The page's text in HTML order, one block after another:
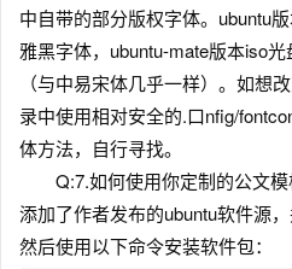
中自带的部分版权字体。ubuntu
雅黑字体，ubuntu-mate版本iso
（与中易宋体几乎一样）。如想
录中使用相对安全的.口nfig/
体方法，自行寻找。
Q:7.如何使用你定制的公
添加了作者发布的ubuntu软件源
然后使用以下命令安装软件包：